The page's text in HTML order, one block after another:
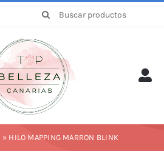
Buscar:
» HILO MAPPING MARRON BLINK